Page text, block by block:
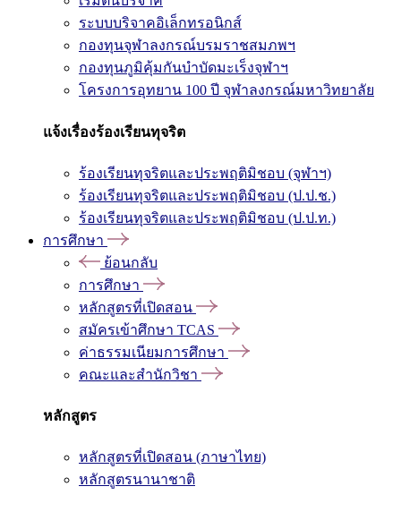
ระบบบริจาคอิเล็กทรอนิกส์
กองทุนจุฬาลงกรณ์บรมราชสมภพฯ
กองทุนภูมิคุ้มกันบำบัดมะเร็งจุฬาฯ
โครงการอุทยาน 100 ปี จุฬาลงกรณ์มหาวิทยาลัย
แจ้งเรื่องร้องเรียนทุจริต
ร้องเรียนทุจริตและประพฤติมิชอบ (จุฬาฯ)
ร้องเรียนทุจริตและประพฤติมิชอบ (ป.ป.ช.)
ร้องเรียนทุจริตและประพฤติมิชอบ (ป.ป.ท.)
การศึกษา
ย้อนกลับ
การศึกษา
หลักสูตรที่เปิดสอน
สมัครเข้าศึกษา TCAS
ค่าธรรมเนียมการศึกษา
คณะและสำนักวิชา
หลักสูตร
หลักสูตรที่เปิดสอน (ภาษาไทย)
หลักสูตรนานาชาติ